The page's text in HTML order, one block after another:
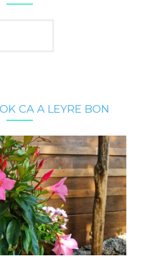
CA A LEYRE BON